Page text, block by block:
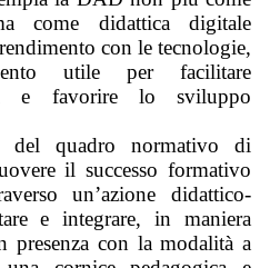
come didattica digitale
con le tecnologie,
utile per facilitare
e favorire lo sviluppo
del quadro normativo di
il successo formativo
un’azione didattico-
e integrare, in maniera
presenza con la modalità a